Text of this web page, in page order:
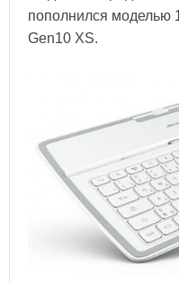
пополнился моделью
Gen10 XS.